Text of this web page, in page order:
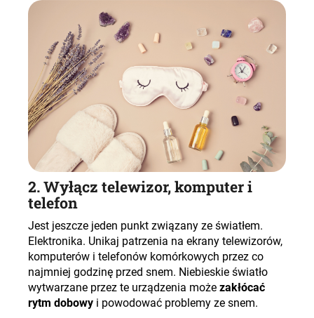
2. Wyłącz telewizor, komputer i
telefon
Jest jeszcze jeden punkt związany ze światłem.
Elektronika. Unikaj patrzenia na ekrany telewizorów,
komputerów i telefonów komórkowych przez co
najmniej godzinę przed snem. Niebieskie światło
wytwarzane przez te urządzenia może zakłócać
rytm dobowy i powodować problemy ze snem.